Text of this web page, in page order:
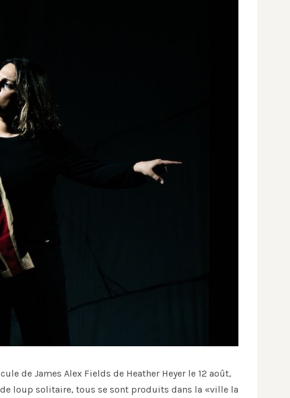
de James Alex Fields de Heather Heyer le 12 août,
loup solitaire, tous se sont produits dans la «ville la